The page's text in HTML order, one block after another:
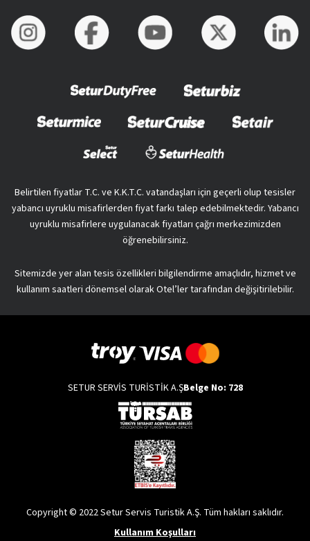
Belirtilen fiyatlar T.C. ve K.K.T.C. vatandaşları için geçerli olup tesisler
yabancı uyruklu misafirlerden fiyat farkı talep edebilmektedir. Yabancı
uyruklu misafirlere uygulanacak fiyatları çağrı merkezimizden
öğrenebilirsiniz.
Sitemizde yer alan tesis özellikleri bilgilendirme amaçlıdır, hizmet ve
kullanım saatleri dönemsel olarak Otel’ler tarafından değişitirilebilir.
SETUR SERVİS TURİSTİK A.ŞBelge No: 728
Copyright © 2022 Setur Servis Turistik A.Ş. Tüm hakları saklıdır.
Kullanım Koşulları